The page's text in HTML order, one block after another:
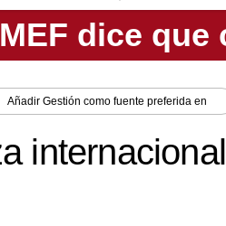
Añadir Gestión como fuente preferida en
internacional